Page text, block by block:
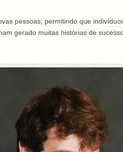
pessoas, permitindo que
gerado muitas histórias de